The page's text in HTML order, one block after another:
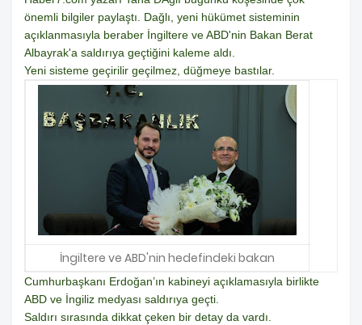
önemli bilgiler paylaştı. Dağlı, yeni hükümet sisteminin
açıklanmasıyla beraber İngiltere ve ABD'nin Bakan Berat
Albayrak'a saldırıya geçtiğini kaleme aldı.
Yeni sisteme geçirilir geçilmez, düğmeye bastılar.
İngiltere ve ABD'nin hedefindeki bakan
Cumhurbaşkanı Erdoğan’ın kabineyi açıklamasıyla birlikte
ABD ve İngiliz medyası saldırıya geçti.
Saldırı sırasında dikkat çeken bir detay da vardı.